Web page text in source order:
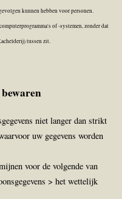
kunnen hebben voor personen.
of -systemen, zonder dat
tussen zit.
bewaren
niet langer dan strikt
uw gegevens worden
voor de volgende van
> het wettelijk